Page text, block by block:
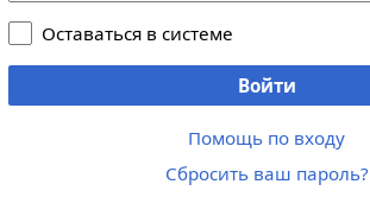
Оставаться в системе
Войти
Помощь по входу
Сбросить ваш пароль?